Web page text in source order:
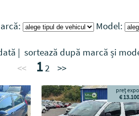
Model:
| sortează după marcă și
<<
12 >>
preț
€ 13.100